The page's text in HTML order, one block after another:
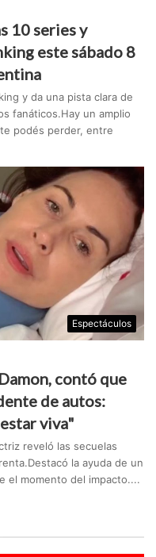
10 series y
este sábado 8
y da una pista clara de
fanáticos.Hay un amplio
podés perder, entre
Espectáculos
contó que
de autos:
viva"
reveló las secuelas
la ayuda de un
el momento del impacto....